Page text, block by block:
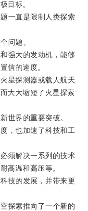
目标。
一直是限制人类探索
问题。
强大的发动机，能够
信的速度。
星探测器或载人航天
大大缩短了火星探索
界的重要突破。
，也加速了科技和工
须解决一系列的技术
高温和高压等。
技的发展，并带来更
探索推向了一个新的